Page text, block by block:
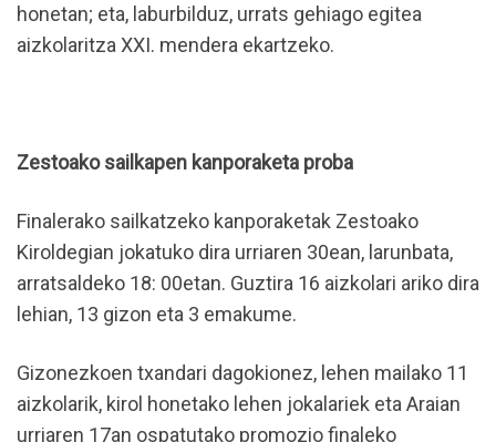
honetan; eta, laburbilduz, urrats gehiago egitea
aizkolaritza XXI. mendera ekartzeko.
Zestoako sailkapen kanporaketa proba
Finalerako sailkatzeko kanporaketak Zestoako
Kiroldegian jokatuko dira urriaren 30ean, larunbata,
arratsaldeko 18: 00etan. Guztira 16 aizkolari ariko dira
lehian, 13 gizon eta 3 emakume.
Gizonezkoen txandari dagokionez, lehen mailako 11
aizkolarik, kirol honetako lehen jokalariek eta Araian
urriaren 17an ospatutako promozio finaleko